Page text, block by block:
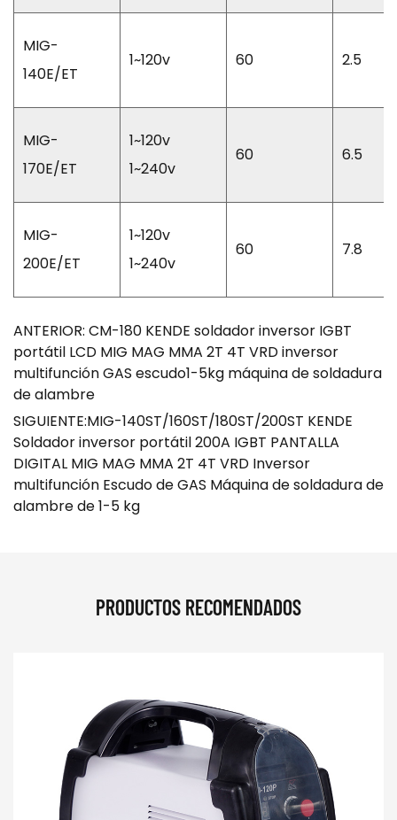
MIG-
140E/ET
1~120v 60 2.5
MIG-
170E/ET
1~120v
1~240v
60 6.5
MIG-
200E/ET
1~120v
1~240v
60 7.8
ANTERIOR: CM-180 KENDE soldador inversor IGBT
portátil LCD MIG MAG MMA 2T 4T VRD inversor
multifunción GAS escudo1-5kg máquina de soldadura
de alambre
SIGUIENTE:MIG-140ST/160ST/180ST/200ST KENDE
Soldador inversor portátil 200A IGBT PANTALLA
DIGITAL MIG MAG MMA 2T 4T VRD Inversor
multifunción Escudo de GAS Máquina de soldadura de
alambre de 1-5 kg
PRODUCTOS RECOMENDADOS